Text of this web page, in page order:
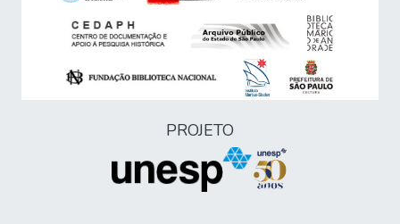
PROJETO